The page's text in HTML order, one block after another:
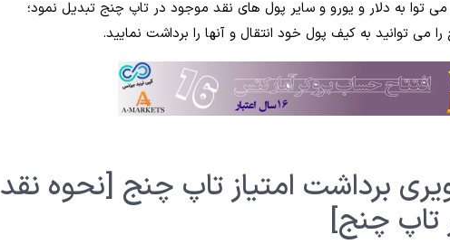
توا به دلار و یورو و سایر پول های نقد موجود در تاپ چنج تبدیل نمود؛
را می توانید به کیف پول خود انتقال و آنها را برداشت نمایید.
برداشت امتیاز تاپ چنج [نحوه نقد
تاپ چنج]